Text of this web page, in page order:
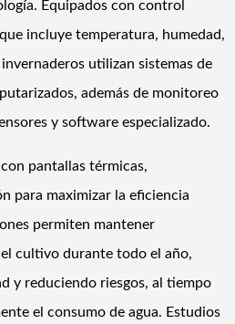
Equipados con control
incluye temperatura, humedad,
utilizan sistemas de
además de monitoreo
y software especializado.
pantallas térmicas,
para maximizar la eficiencia
permiten mantener
cultivo durante todo el año,
y reduciendo riesgos, al tiempo
el consumo de agua. Estudios